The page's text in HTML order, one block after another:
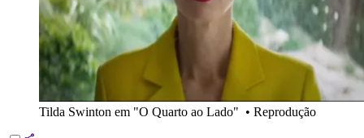
Tilda Swinton em "O Quarto ao Lado" • Reprodução